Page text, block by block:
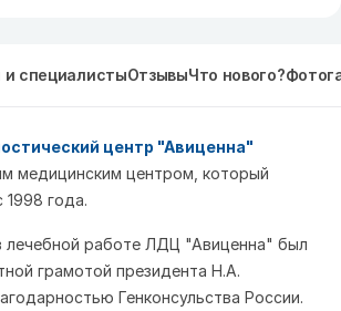
и специалистыОтзывыЧто нового?
центр "Авиценна"
медицинским центром, который
1998 года.
лечебной работе ЛДЦ "Авиценна" был
грамотой президента Н.А.
Генконсульства России.